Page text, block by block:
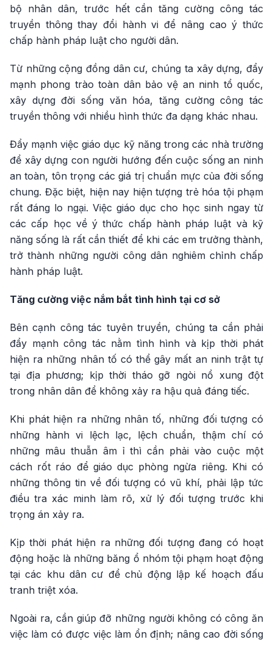
bộ nhân dân, trước hết cần tăng cường công tác
truyền thông thay đổi hành vi để nâng cao ý thức
chấp hành pháp luật cho người dân.
Từ những cộng đồng dân cư, chúng ta xây dựng, đẩy
mạnh phong trào toàn dân bảo vệ an ninh tổ quốc,
xây dựng đời sống văn hóa, tăng cường công tác
truyền thông với nhiều hình thức đa dạng khác nhau.
Đẩy mạnh việc giáo dục kỹ năng trong các nhà trường
để xây dựng con người hướng đến cuộc sống an ninh
an toàn, tôn trọng các giá trị chuẩn mực của đời sống
chung. Đặc biệt, hiện nay hiện tượng trẻ hóa tội phạm
rất đáng lo ngại. Việc giáo dục cho học sinh ngay từ
các cấp học về ý thức chấp hành pháp luật và kỹ
năng sống là rất cần thiết để khi các em trưởng thành,
trở thành những người công dân nghiêm chỉnh chấp
hành pháp luật.
Tăng cường việc nắm bắt tình hình tại cơ sở
Bên cạnh công tác tuyên truyền, chúng ta cần phải
đẩy mạnh công tác nằm tình hình và kịp thời phát
hiện ra những nhân tố có thể gây mất an ninh trật tự
tại địa phương; kịp thời tháo gỡ ngòi nổ xung đột
trong nhân dân để không xảy ra hậu quả đáng tiếc.
Khi phát hiện ra những nhân tố, những đối tượng có
những hành vi lệch lạc, lệch chuẩn, thậm chí có
những mâu thuẫn âm ỉ thì cần phải vào cuộc một
cách rốt ráo để giáo dục phòng ngừa riêng. Khi có
những thông tin về đối tượng có vũ khí, phải lập tức
điều tra xác minh làm rõ, xử lý đối tượng trước khi
trọng án xảy ra.
Kịp thời phát hiện ra những đối tượng đang có hoạt
động hoặc là những băng ổ nhóm tội phạm hoạt động
tại các khu dân cư để chủ động lập kế hoạch đấu
tranh triệt xóa.
Ngoài ra, cần giúp đỡ những người không có công ăn
việc làm có được việc làm ổn định; nâng cao đời sống